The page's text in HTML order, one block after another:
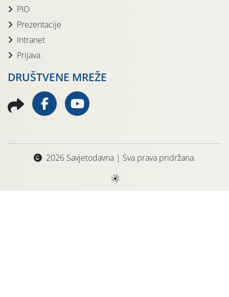
PIO
Prezentacije
Intranet
Prijava
DRUŠTVENE MREŽE
2026 Savjetodavna | Sva prava pridržana.